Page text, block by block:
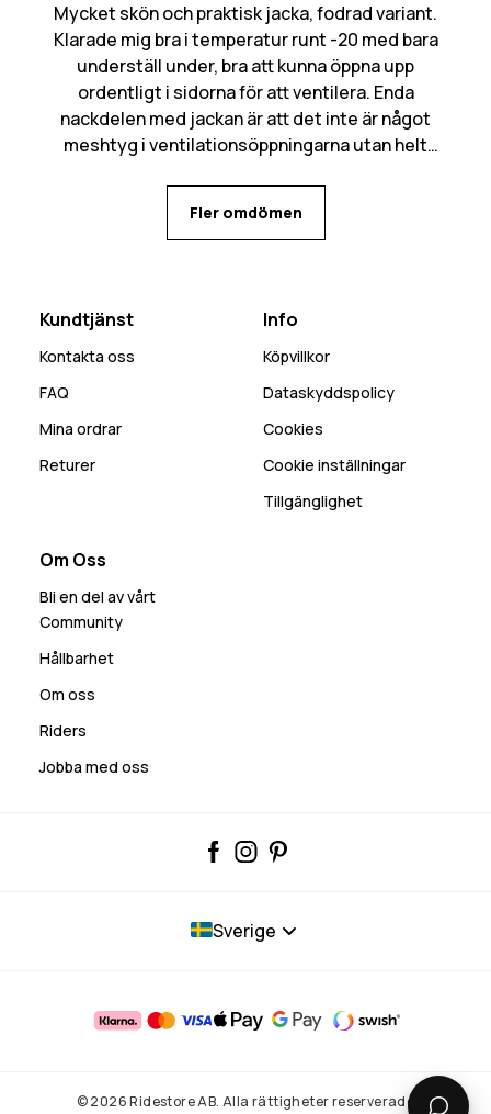
Mycket skön och praktisk jacka, fodrad variant.
Klarade mig bra i temperatur runt -20 med bara
underställ under, bra att kunna öppna upp
ordentligt i sidorna för att ventilera. Enda
nackdelen med jackan är att det inte är något
meshtyg i ventilationsöppningarna utan helt
alternativ för mobilen beroende på behov.
Fler omdömen
Kundtjänst
Kontakta oss
FAQ
Mina ordrar
Returer
Info
Köpvillkor
Dataskyddspolicy
Cookies
Cookie inställningar
Tillgänglighet
Om Oss
Bli en del av vårt
Community
Hållbarhet
Om oss
Riders
Jobba med oss
Sverige
© 2026 Ridestore AB. Alla rättigheter reserverade